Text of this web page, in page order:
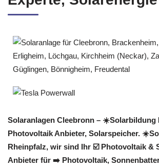
Solaranlagen Cleebronn –
Photovoltaik Anbieter, Solarspeicher.
Rheinpfalz, wir sind Ihr ☑️ Photovoltaik &
Anbieter für ➡️ Photovoltaik,